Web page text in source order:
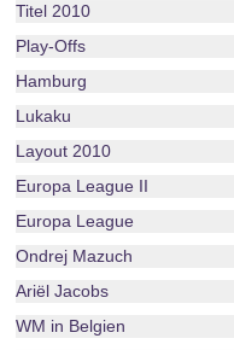
Titel 2010
Play-Offs
Hamburg
Lukaku
Layout 2010
Europa League II
Europa League
Ondrej Mazuch
Ariël Jacobs
WM in Belgien